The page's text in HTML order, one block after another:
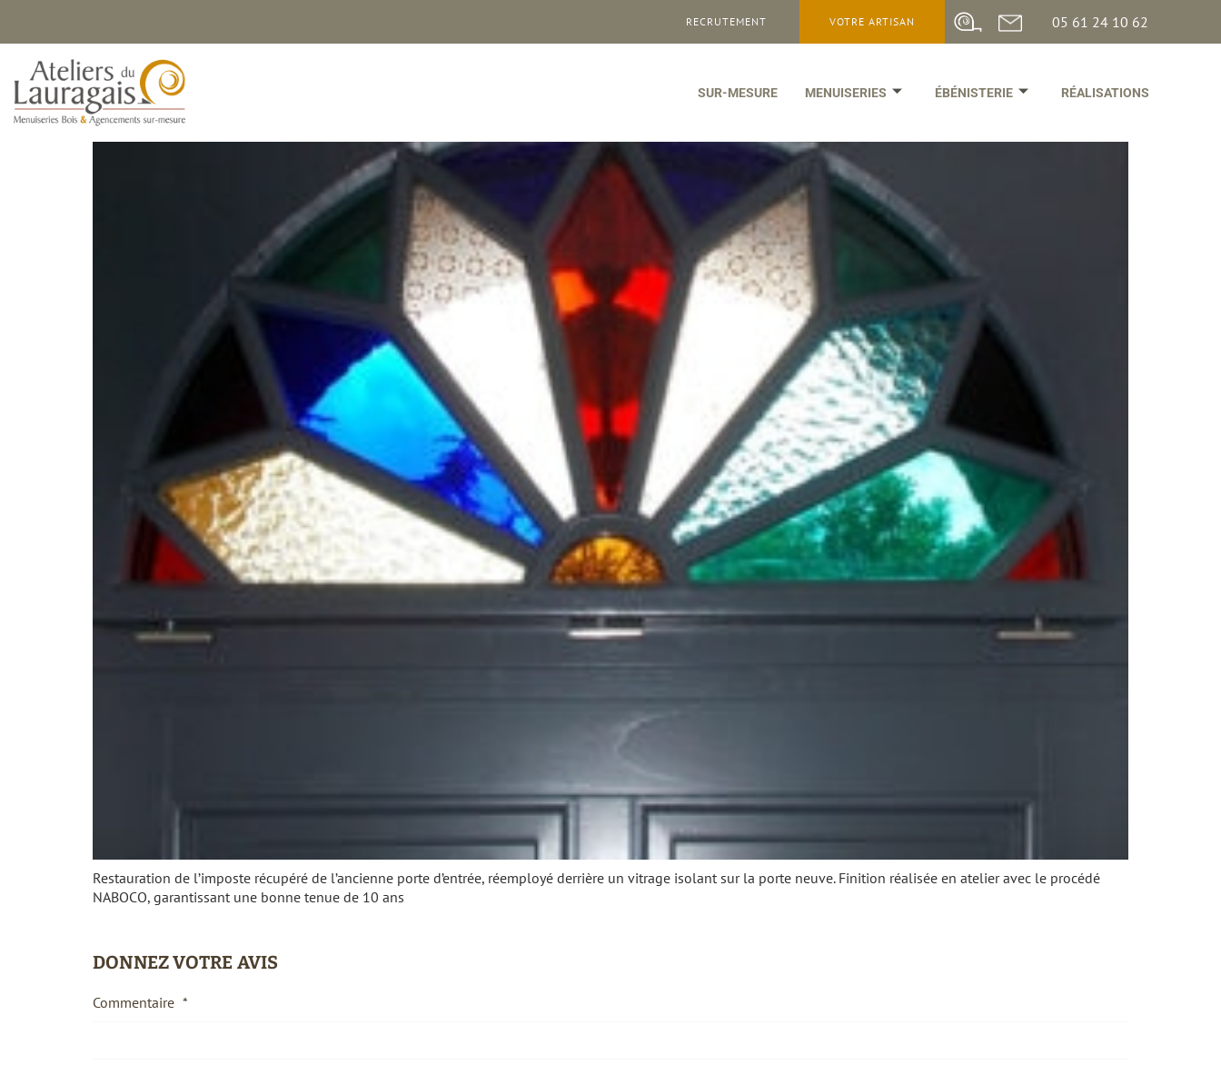
RECRUTEMENT VOTRE ARTISAN 05 61 24 10 62
SUR-MESURE MENUISERIES ÉBÉNISTERIE RÉALISATIONS
11 octobre 2024
Restauration de l’imposte récupéré de l’ancienne porte d’entrée, réemployé derrière un vitrage isolant sur la porte neuve. Finition réalisée en atelier avec le procédé
NABOCO, garantissant une bonne tenue de 10 ans
DONNEZ VOTRE AVIS
Commentaire *